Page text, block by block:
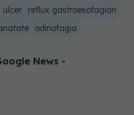
ulcer
reflux gastroesofagian
odinofagia
News -